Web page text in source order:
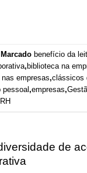
Marcado benefício da
,biblioteca na
empresas,clássicos
pessoal,empresas,
RH
de